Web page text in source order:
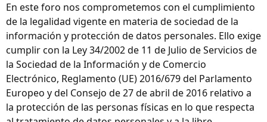
En este foro nos comprometemos con el cumplimiento
de la legalidad vigente en materia de sociedad de la
información y protección de datos personales. Ello exige
cumplir con la Ley 34/2002 de 11 de Julio de Servicios de
la Sociedad de la Información y de Comercio
Electrónico, Reglamento (UE) 2016/679 del Parlamento
Europeo y del Consejo de 27 de abril de 2016 relativo a
la protección de las personas físicas en lo que respecta